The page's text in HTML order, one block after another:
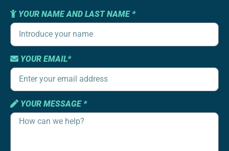
YOUR NAME AND LAST NAME *
YOUR EMAIL*
YOUR MESSAGE *